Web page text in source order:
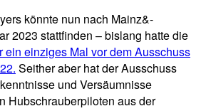
könnte nun nach Mainz&-
2023 stattfinden – bislang hatte die
ein einziges Mal vor dem Ausschuss
Seither aber hat der Ausschuss
und Versäumnisse
Hubschrauberpiloten aus der